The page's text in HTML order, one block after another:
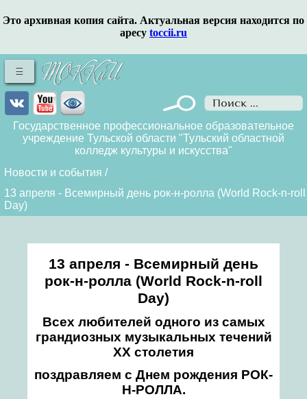
Это архивная копия сайта. Актуальная версия находится по
аресу toccii.ru
Государственное профессиональное образовательное
учреждение Тульской области "Тульский областной
колледж культуры и искусства"
Новости и события /
13 апреля - Всемирный день рок-н-ролла (World Rock-n-roll
Day)
13 апреля - Всемирный день
рок-н-ролла (World Rock-n-roll
Day)
Всех любителей одного из самых
грандиозных музыкальных течений
XX столетия
поздравляем с Днем рождения РОК-
Н-РОЛЛА.